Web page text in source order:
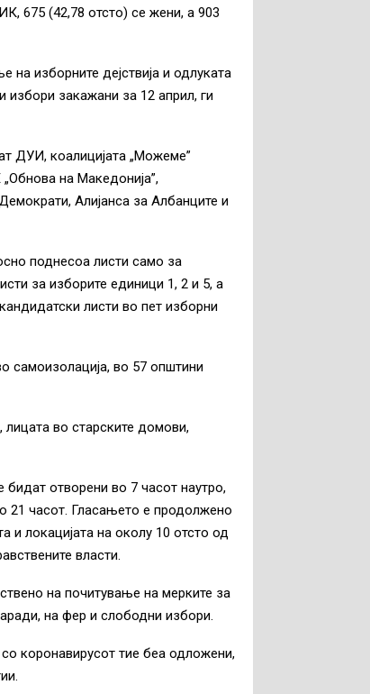
675 (42,78 отсто) се жени, а 903
изборните дејствија и одлуката
закажани за 12 април, ги
ДУИ, коалицијата „Можеме”
на Македонија”,
Алијанса за Албанците и
поднесоа листи само за
за изборите единици 1, 2 и 5, а
листи во пет изборни
самоизолација, во 57 општини
лицата во старските домови,
бидат отворени во 7 часот наутро,
21 часот. Гласањето е продолжено
локацијата на околу 10 отсто од
власти.
на почитување на мерките за
на фер и слободни избори.
коронавирусот тие беа одложени,